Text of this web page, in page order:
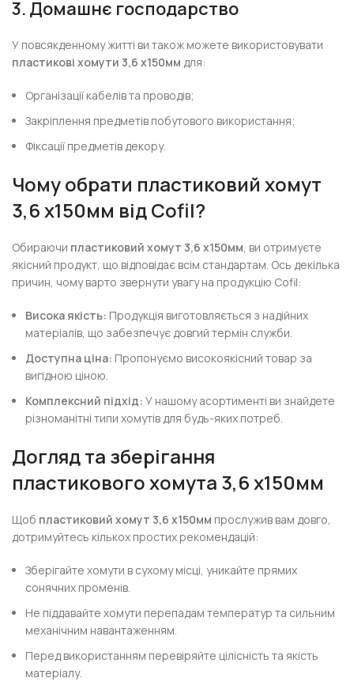
3. Домашнє господарство
У повсякденному житті ви також можете використовувати
пластикові хомути 3,6 х150мм для:
Організації кабелів та проводів;
Закріплення предметів побутового використання;
Фіксації предметів декору.
Чому обрати пластиковий хомут
3,6 х150мм від Cofil?
Обираючи пластиковий хомут 3,6 х150мм, ви отримуєте
якісний продукт, що відповідає всім стандартам. Ось декілька
причин, чому варто звернути увагу на продукцію Cofil:
Висока якість: Продукція виготовляється з надійних
матеріалів, що забезпечує довгий термін служби.
Доступна ціна: Пропонуємо високоякісний товар за
вигідною ціною.
Комплексний підхід: У нашому асортименті ви знайдете
різноманітні типи хомутів для будь-яких потреб.
Догляд та зберігання
пластикового хомута 3,6 х150мм
Щоб пластиковий хомут 3,6 х150мм прослужив вам довго,
дотримуйтесь кількох простих рекомендацій:
Зберігайте хомути в сухому місці, уникайте прямих
сонячних променів.
Не піддавайте хомути перепадам температур та сильним
механічним навантаженням.
Перед використанням перевіряйте цілісність та якість
матеріалу.